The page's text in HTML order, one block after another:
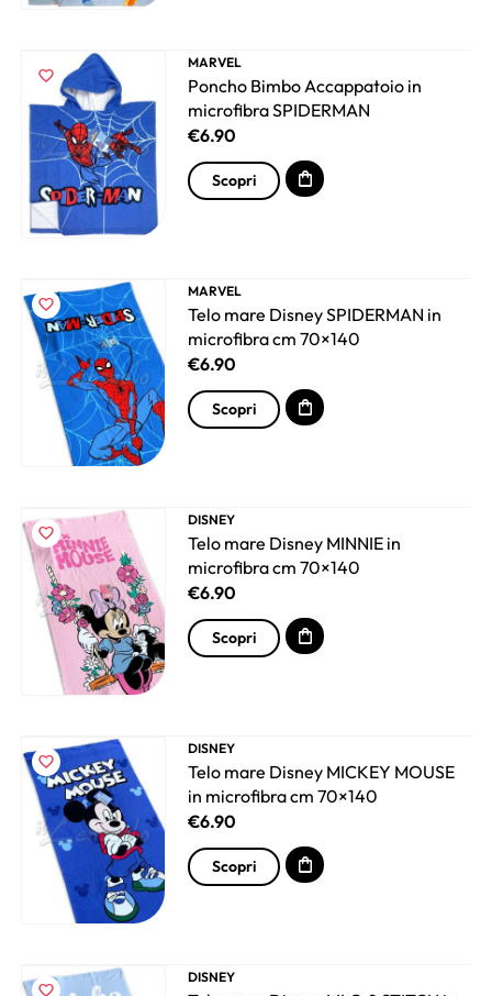
MARVEL
Poncho Bimbo Accappatoio in
microfibra SPIDERMAN
€6.90
Scopri
MARVEL
Telo mare Disney SPIDERMAN in
microfibra cm 70×140
€6.90
Scopri
DISNEY
Telo mare Disney MINNIE in
microfibra cm 70×140
€6.90
Scopri
DISNEY
Telo mare Disney MICKEY MOUSE
in microfibra cm 70×140
€6.90
Scopri
DISNEY